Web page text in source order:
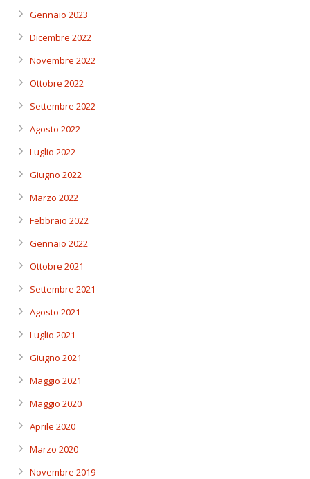
Gennaio 2023
Dicembre 2022
Novembre 2022
Ottobre 2022
Settembre 2022
Agosto 2022
Luglio 2022
Giugno 2022
Marzo 2022
Febbraio 2022
Gennaio 2022
Ottobre 2021
Settembre 2021
Agosto 2021
Luglio 2021
Giugno 2021
Maggio 2021
Maggio 2020
Aprile 2020
Marzo 2020
Novembre 2019